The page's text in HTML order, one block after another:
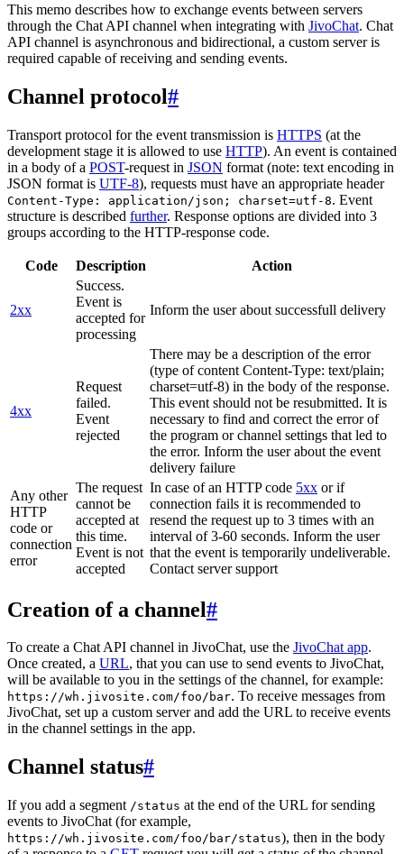
This memo describes how to exchange events between servers
through the Chat API channel when integrating with JivoChat. Chat
API channel is asynchronous and bidirectional, a custom server is
required capable of receiving and sending events.
Channel protocol#
Transport protocol for the event transmission is HTTPS (at the
development stage it is allowed to use HTTP). An event is contained
in a body of a POST-request in JSON format (note: text encoding in
JSON format is UTF-8), requests must have an appropriate header
Content-Type: application/json; charset=utf-8. Event
structure is described further. Response options are divided into 3
groups according to the HTTP-response code.
Code Description Action
2xx
Success.
Event is
accepted for
processing
Inform the user about successfull delivery
4xx
Request
failed.
Event
rejected
There may be a description of the error
(type of content Content-Type: text/plain;
charset=utf-8) in the body of the response.
This event should not be resubmitted. It is
necessary to find and correct the error of
the program or channel settings that led to
the error. Inform the user about the event
delivery failure
Any other
HTTP
code or
connection
error
The request
cannot be
accepted at
this time.
Event is not
accepted
In case of an HTTP code 5xx or if
connection fails it is recommended to
resend the request up to 3 times with an
interval of 3-60 seconds. Inform the user
that the event is temporarily undeliverable.
Contact server support
Creation of a channel#
To create a Chat API channel in JivoChat, use the JivoChat app.
Once created, a URL, that you can use to send events to JivoChat,
will be available to you in the settings of the channel, for example:
https://wh.jivosite.com/foo/bar. To receive messages from
JivoChat, set up a custom server and add the URL to receive events
in the channel settings in the app.
Channel status#
If you add a segment /status at the end of the URL for sending
events to JivoChat (for example,
https://wh.jivosite.com/foo/bar/status), then in the body